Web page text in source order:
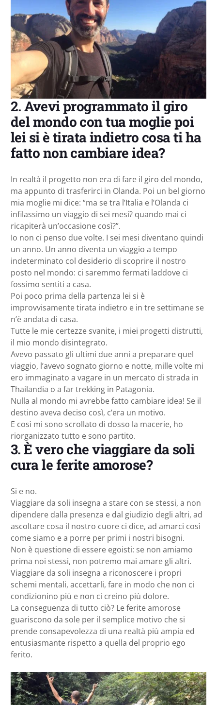
2. Avevi programmato il giro
del mondo con tua moglie poi
lei si è tirata indietro cosa ti ha
fatto non cambiare idea?
In realtà il progetto non era di fare il giro del mondo,
ma appunto di trasferirci in Olanda. Poi un bel giorno
mia moglie mi dice: “ma se tra l’Italia e l’Olanda ci
infilassimo un viaggio di sei mesi? quando mai ci
ricapiterà un’occasione così?”.
Io non ci penso due volte. I sei mesi diventano quindi
un anno. Un anno diventa un viaggio a tempo
indeterminato col desiderio di scoprire il nostro
posto nel mondo: ci saremmo fermati laddove ci
fossimo sentiti a casa.
Poi poco prima della partenza lei si è
improvvisamente tirata indietro e in tre settimane se
n’è andata di casa.
Tutte le mie certezze svanite, i miei progetti distrutti,
il mio mondo disintegrato.
Avevo passato gli ultimi due anni a preparare quel
viaggio, l’avevo sognato giorno e notte, mille volte mi
ero immaginato a vagare in un mercato di strada in
Thailandia o a far trekking in Patagonia.
Nulla al mondo mi avrebbe fatto cambiare idea! Se il
destino aveva deciso così, c’era un motivo.
E così mi sono scrollato di dosso la macerie, ho
riorganizzato tutto e sono partito.
3. È vero che viaggiare da soli
cura le ferite amorose?
Si e no.
Viaggiare da soli insegna a stare con se stessi, a non
dipendere dalla presenza e dal giudizio degli altri, ad
ascoltare cosa il nostro cuore ci dice, ad amarci così
come siamo e a porre per primi i nostri bisogni.
Non è questione di essere egoisti: se non amiamo
prima noi stessi, non potremo mai amare gli altri.
Viaggiare da soli insegna a riconoscere i propri
schemi mentali, accettarli, fare in modo che non ci
condizionino più e non ci creino più dolore.
La conseguenza di tutto ciò? Le ferite amorose
guariscono da sole per il semplice motivo che si
prende consapevolezza di una realtà più ampia ed
entusiasmante rispetto a quella del proprio ego
ferito.